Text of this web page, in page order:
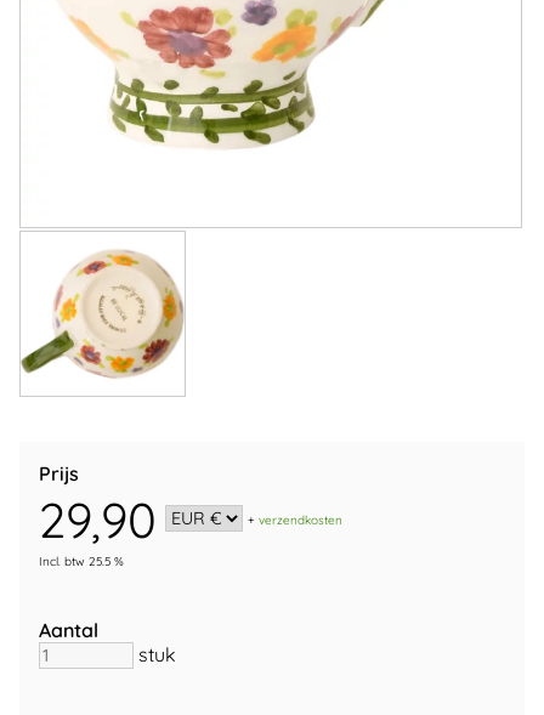
Prijs
29,90 +verzendkosten
Incl. btw 25.5 %
Aantal
stuk